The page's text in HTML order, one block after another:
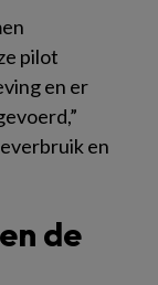
pilot
en er
en
de